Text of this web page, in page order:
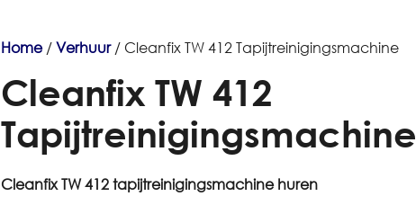
Home/Verhuur/ Cleanfix TW 412 Tapijtreinigingsmachine
Cleanfix TW 412
Tapijtreinigingsmachine
Cleanfix TW 412 tapijtreinigingsmachine huren